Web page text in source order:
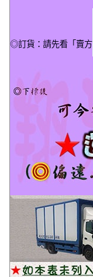
◎訂貨：請先看「賣方